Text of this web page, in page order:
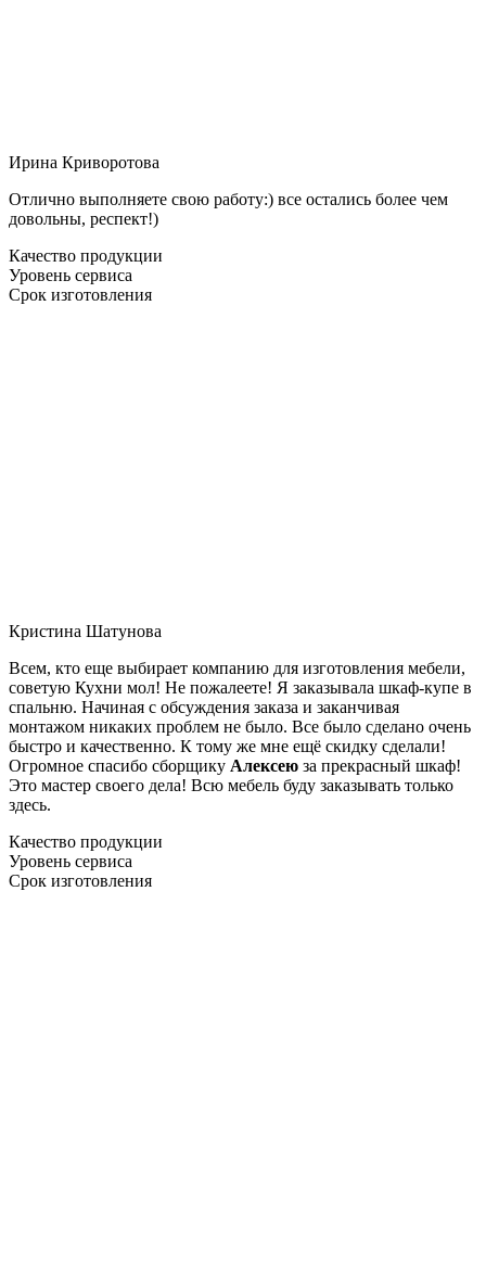
Ирина Криворотова
Отлично выполняете свою работу:) все остались более чем
довольны, респект!)
Качество продукции
Уровень сервиса
Срок изготовления
Кристина Шатунова
Всем, кто еще выбирает компанию для изготовления мебели,
советую Кухни мол! Не пожалеете! Я заказывала шкаф-купе в
спальню. Начиная с обсуждения заказа и заканчивая
монтажом никаких проблем не было. Все было сделано очень
быстро и качественно. К тому же мне ещё скидку сделали!
Огромное спасибо сборщику Алексею за прекрасный шкаф!
Это мастер своего дела! Всю мебель буду заказывать только
здесь.
Качество продукции
Уровень сервиса
Срок изготовления